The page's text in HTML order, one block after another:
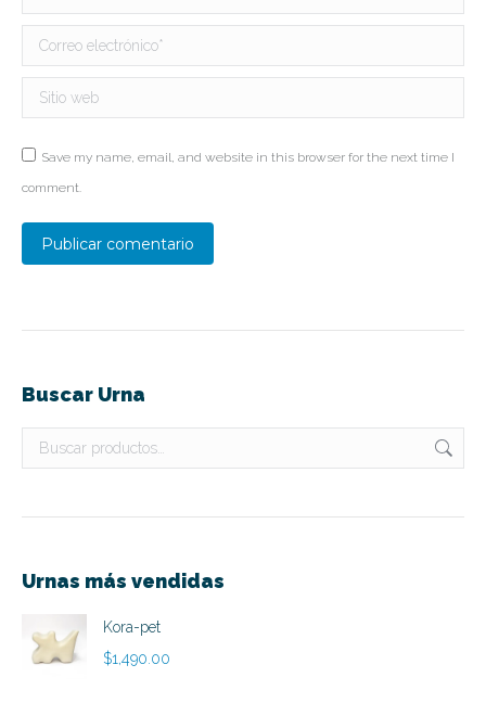
Correo electrónico *
Sitio web
Save my name, email, and website in this browser for the next time I
comment.
Publicar comentario
Buscar Urna
Urnas más vendidas
Kora-pet
$1,490.00